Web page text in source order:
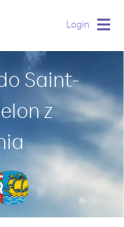
Login
Saint-
z